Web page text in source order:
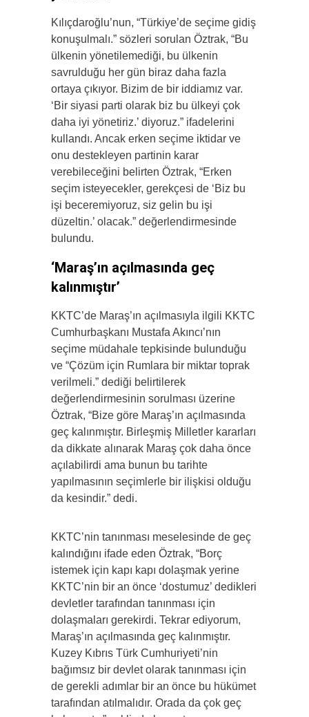
Kılıçdaroğlu’nun, “Türkiye’de seçime gidiş
konuşulmalı.” sözleri sorulan Öztrak, “Bu
ülkenin yönetilemediği, bu ülkenin
savrulduğu her gün biraz daha fazla
ortaya çıkıyor. Bizim de bir iddiamız var.
‘Bir siyasi parti olarak biz bu ülkeyi çok
daha iyi yönetiriz.’ diyoruz.” ifadelerini
kullandı. Ancak erken seçime iktidar ve
onu destekleyen partinin karar
verebileceğini belirten Öztrak, “Erken
seçim isteyecekler, gerekçesi de ‘Biz bu
işi beceremiyoruz, siz gelin bu işi
düzeltin.’ olacak.” değerlendirmesinde
bulundu.
‘Maraş’ın açılmasında geç
kalınmıştır’
KKTC’de Maraş’ın açılmasıyla ilgili KKTC
Cumhurbaşkanı Mustafa Akıncı’nın
seçime müdahale tepkisinde bulunduğu
ve “Çözüm için Rumlara bir miktar toprak
verilmeli.” dediği belirtilerek
değerlendirmesinin sorulması üzerine
Öztrak, “Bize göre Maraş’ın açılmasında
geç kalınmıştır. Birleşmiş Milletler kararları
da dikkate alınarak Maraş çok daha önce
açılabilirdi ama bunun bu tarihte
yapılmasının seçimlerle bir ilişkisi olduğu
da kesindir.” dedi.
KKTC’nin tanınması meselesinde de geç
kalındığını ifade eden Öztrak, “Borç
istemek için kapı kapı dolaşmak yerine
KKTC’nin bir an önce ‘dostumuz’ dedikleri
devletler tarafından tanınması için
dolaşmaları gerekirdi. Tekrar ediyorum,
Maraş’ın açılmasında geç kalınmıştır.
Kuzey Kıbrıs Türk Cumhuriyeti’nin
bağımsız bir devlet olarak tanınması için
de gerekli adımlar bir an önce bu hükümet
tarafından atılmalıdır. Orada da çok geç